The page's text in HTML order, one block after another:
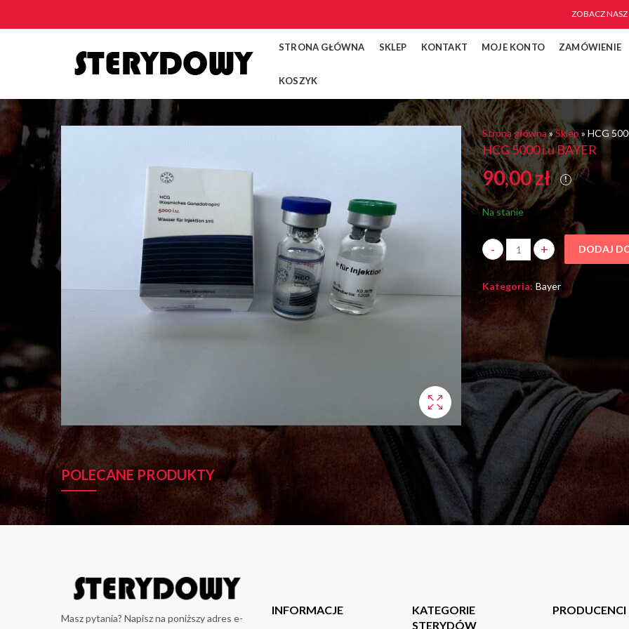
ZOBACZ
STRONA GŁÓWNA SKLEP KONTAKT MOJE KONTO ZAMÓWIENIE
KOSZYK
Strona główna»Sklep» HCG
HCG 5000 i.u BAYER
90,00zł
Na stanie
HCG 5000 i.u BAYER ilość
DODAJ
Kategoria: Bayer
POLECANE PRODUKTY
Masz pytania? Napisz na poniższy adres e-
INFORMACJE
KATEGORIE
STERYDÓW
PRODUCENCI